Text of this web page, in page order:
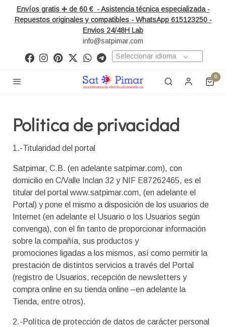
Envíos gratis ➕ de 60 € - Asistencia técnica especializada -
Repuestos originales y compatibles - WhatsApp 615123250 -
Envios 24/48H Lab
info@satpimar.com
Seleccionar idioma
0
Politica de privacidad
1.-Titularidad del portal
Satpimar, C.B. (en adelante satpimar.com), con
domicilio en C/Valle Inclan 32 y NIF E87262465, es el
titular del portal www.satpimar.com, (en adelante el
Portal) y pone el mismo a disposición de los usuarios de
Internet (en adelante el Usuario o los Usuarios según
convenga), con el fin tanto de proporcionar información
sobre la compañía, sus productos y
promociones ligadas a los mismos, así como permitir la
prestación de distintos servicios a través del Portal
(registro de Usuarios, recepción de newsletters y
compra online en su tienda online –en adelante la
Tienda, entre otros).
2.-Política de protección de datos de carácter personal